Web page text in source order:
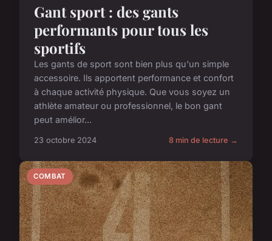
Gant sport : des gants
performants pour tous les
sportifs
Les gants de sport sont bien plus qu'un simple
accessoire. Ils apportent performance et confort
à chaque activité physique. Que vous soyez un
athlète amateur ou professionnel, le bon gant
peut amélior...
23 octobre 2024 8 min de lecture →
COMBAT